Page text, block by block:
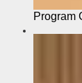
Program